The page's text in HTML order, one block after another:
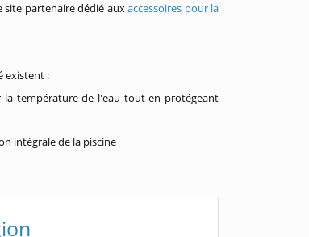
site partenaire dédié auxaccessoires pour la
existent :
la température de l'eau tout en protégeant
intégrale de la piscine